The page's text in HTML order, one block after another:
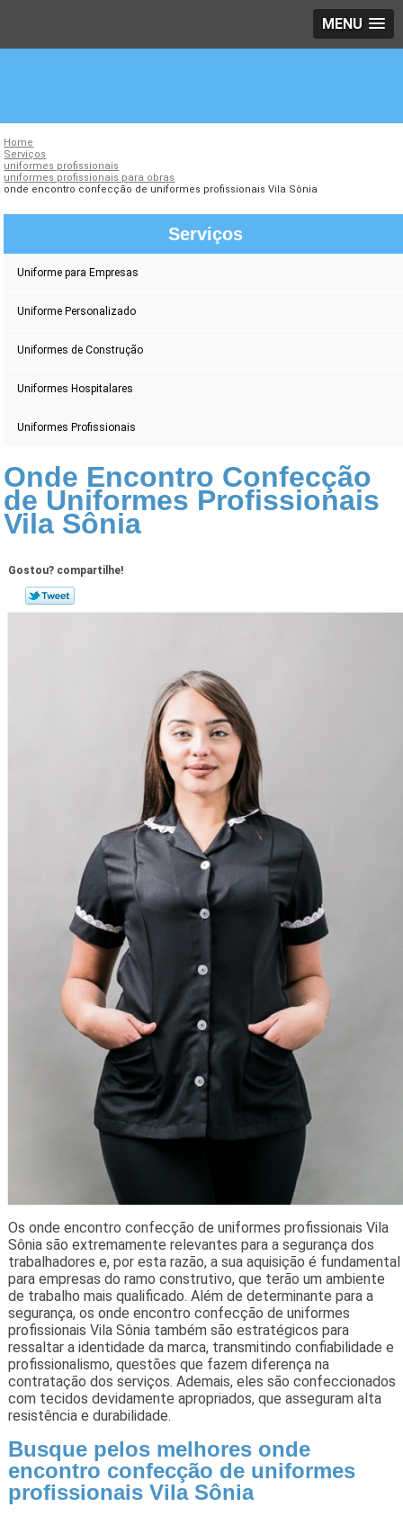
MENU
Home
Serviços
uniformes profissionais
uniformes profissionais para obras
onde encontro confecção de uniformes profissionais Vila Sônia
Serviços
Uniforme para Empresas
Uniforme Personalizado
Uniformes de Construção
Uniformes Hospitalares
Uniformes Profissionais
Onde Encontro Confecção
de Uniformes Profissionais
Vila Sônia
Gostou? compartilhe!
Os onde encontro confecção de uniformes profissionais Vila
Sônia são extremamente relevantes para a segurança dos
trabalhadores e, por esta razão, a sua aquisição é fundamental
para empresas do ramo construtivo, que terão um ambiente
de trabalho mais qualificado. Além de determinante para a
segurança, os onde encontro confecção de uniformes
profissionais Vila Sônia também são estratégicos para
ressaltar a identidade da marca, transmitindo confiabilidade e
profissionalismo, questões que fazem diferença na
contratação dos serviços. Ademais, eles são confeccionados
com tecidos devidamente apropriados, que asseguram alta
resistência e durabilidade.
Busque pelos melhores onde
encontro confecção de uniformes
profissionais Vila Sônia